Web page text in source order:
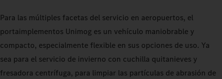
Para las múltiples facetas del servicio en aeropuertos, el
portaimplementos Unimog es un vehículo maniobrable y
compacto, especialmente flexible en sus opciones de uso. Ya
sea para el servicio de invierno con cuchilla quitanieves y
fresadora centrífuga, para limpiar las partículas de abrasión de